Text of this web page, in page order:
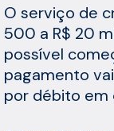
O serviço de
500 a R$ 20
possível
pagamento
por débito em